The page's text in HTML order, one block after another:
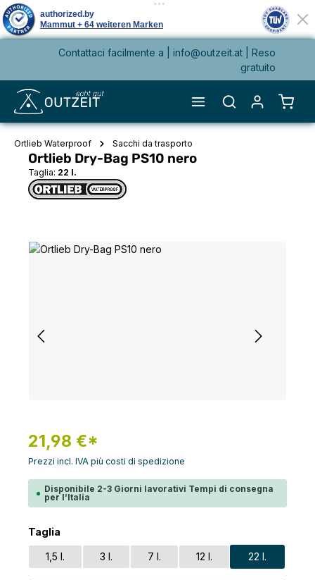
principaleContattaci facilmente a | info@outzeit.at
| Reso
gratuito
Il
Ortlieb Waterproof Sacchi da trasporto
Ortlieb Dry-Bag PS10 nero
Taglia: 22 l.
Salta la galleria di immagini
21,98 €*
Prezzi incl. IVA più costi di spedizione
Disponibile 2-3 Giorni lavorativi Tempi di consegna
per l’Italia
Seleziona
Taglia
1,5 l. 3 l. 7 l. 12 l. 22 l.